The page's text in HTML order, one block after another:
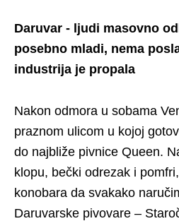
Daruvar - ljudi masovno
posebno mladi, nema
industrija je propala
Nakon odmora u sobama
praznom ulicom u kojoj
do najbliže pivnice Queen.
klopu, bečki odrezak i
konobara da svakako
Daruvarske pivovare –